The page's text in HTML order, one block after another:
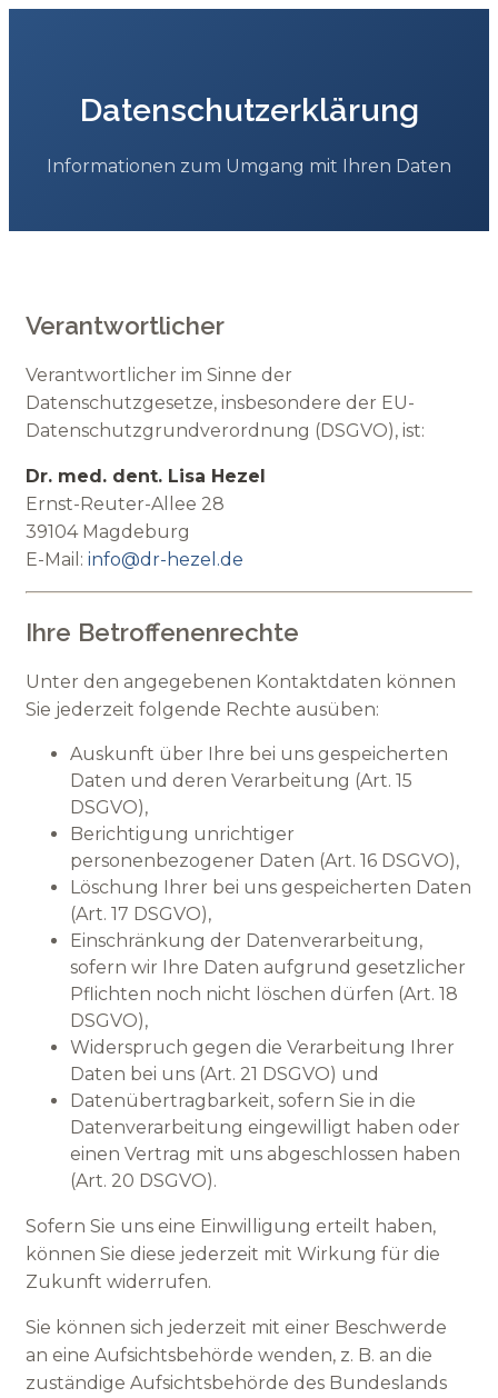
Datenschutzerklärung
Informationen zum Umgang mit Ihren Daten
Verantwortlicher
Verantwortlicher im Sinne der
Datenschutzgesetze, insbesondere der EU-
Datenschutzgrundverordnung (DSGVO), ist:
Dr. med. dent. Lisa Hezel
Ernst-Reuter-Allee 28
39104 Magdeburg
E-Mail: info@dr-hezel.de
Ihre Betroffenenrechte
Unter den angegebenen Kontaktdaten können
Sie jederzeit folgende Rechte ausüben:
Auskunft über Ihre bei uns gespeicherten
Daten und deren Verarbeitung (Art. 15
DSGVO),
Berichtigung unrichtiger
personenbezogener Daten (Art. 16 DSGVO),
Löschung Ihrer bei uns gespeicherten Daten
(Art. 17 DSGVO),
Einschränkung der Datenverarbeitung,
sofern wir Ihre Daten aufgrund gesetzlicher
Pflichten noch nicht löschen dürfen (Art. 18
DSGVO),
Widerspruch gegen die Verarbeitung Ihrer
Daten bei uns (Art. 21 DSGVO) und
Datenübertragbarkeit, sofern Sie in die
Datenverarbeitung eingewilligt haben oder
einen Vertrag mit uns abgeschlossen haben
(Art. 20 DSGVO).
Sofern Sie uns eine Einwilligung erteilt haben,
können Sie diese jederzeit mit Wirkung für die
Zukunft widerrufen.
Sie können sich jederzeit mit einer Beschwerde
an eine Aufsichtsbehörde wenden, z. B. an die
zuständige Aufsichtsbehörde des Bundeslands